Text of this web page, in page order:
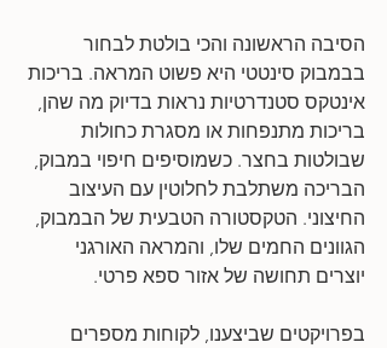
הסיבה הראשונה והכי בולטת לבחור
בבמבוק סינטטי היא פשוט המראה. בריכות
אינטקס סטנדרטיות נראות בדיוק מה שהן,
בריכות מתנפחות או מסגרת כחולות
שבולטות בחצר. כשמוסיפים חיפוי במבוק,
הבריכה משתלבת לחלוטין עם העיצוב
החיצוני. הטקסטורה הטבעית של הבמבוק,
הגוונים החמים שלו, והמראה האורגני
יוצרים תחושה של אזור ספא פרטי.
בפרויקטים שביצענו, לקוחות מספרים